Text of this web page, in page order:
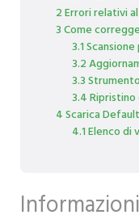
2 Errori relativi
3 Come
3.1
3.2
3.3
3.4
4 Scarica
4.1 Elenco